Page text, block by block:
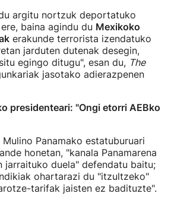
argitu nortzuk deportatuko
baina agindu du Mexikoko
erakunde terrorista izendatuko
jarduten dutenak desegin,
egingo ditugu", esan du, The
jasotako adierazpenen
presidenteari: "Ongi etorri AEBko
Panamako estatuburuari
honetan, "kanala Panamarena
jarraituko duela" defendatu baitu;
ohartarazi du "itzultzeko"
tarifak jaisten ez badituzte".